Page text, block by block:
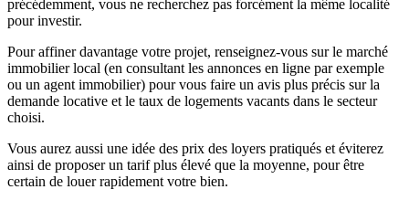
précédemment, vous ne recherchez pas forcément la même localité
pour investir.
Pour affiner davantage votre projet, renseignez-vous sur le marché
immobilier local (en consultant les annonces en ligne par exemple
ou un agent immobilier) pour vous faire un avis plus précis sur la
demande locative et le taux de logements vacants dans le secteur
choisi.
Vous aurez aussi une idée des prix des loyers pratiqués et éviterez
ainsi de proposer un tarif plus élevé que la moyenne, pour être
certain de louer rapidement votre bien.